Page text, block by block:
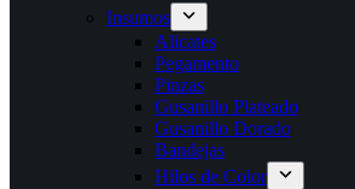
Insumos
Alicates
Pegamento
Pinzas
Gusanillo Plateado
Gusanillo Dorado
Bandejas
Hilos de Color